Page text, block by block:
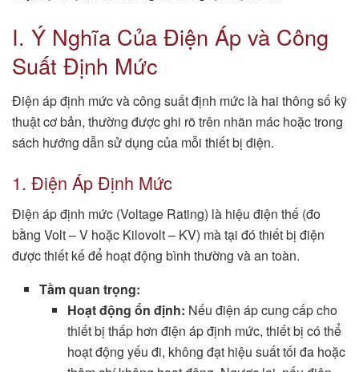
I. Ý Nghĩa Của Điện Áp và Công
Suất Định Mức
Điện áp định mức và công suất định mức là hai thông số kỹ
thuật cơ bản, thường được ghi rõ trên nhãn mác hoặc trong
sách hướng dẫn sử dụng của mỗi thiết bị điện.
1. Điện Áp Định Mức
Điện áp định mức (Voltage Rating) là hiệu điện thế (đo
bằng Volt – V hoặc Kilovolt – KV) mà tại đó thiết bị điện
được thiết kế để hoạt động bình thường và an toàn.
Tầm quan trọng:
Hoạt động ổn định: Nếu điện áp cung cấp cho
thiết bị thấp hơn điện áp định mức, thiết bị có thể
hoạt động yếu đi, không đạt hiệu suất tối đa hoặc